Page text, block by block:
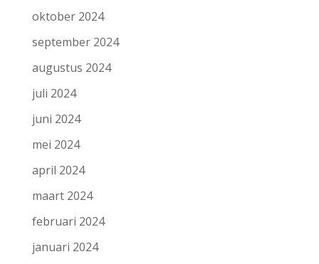
oktober 2024
september 2024
augustus 2024
juli 2024
juni 2024
mei 2024
april 2024
maart 2024
februari 2024
januari 2024